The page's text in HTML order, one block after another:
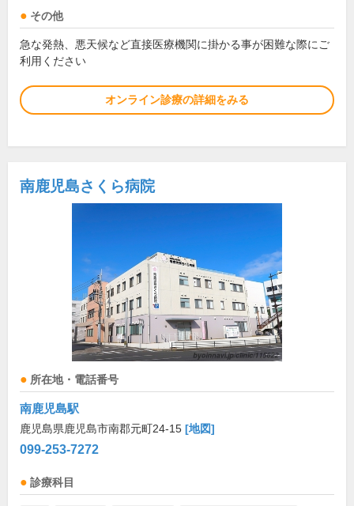
その他
急な発熱、悪天候など直接医療機関に掛かる事が困難な際にご
利用ください
オンライン診療の詳細をみる
南鹿児島さくら病院
所在地・電話番号
南鹿児島駅
鹿児島県鹿児島市南郡元町24-15 [地図]
099-253-7272
診療科目